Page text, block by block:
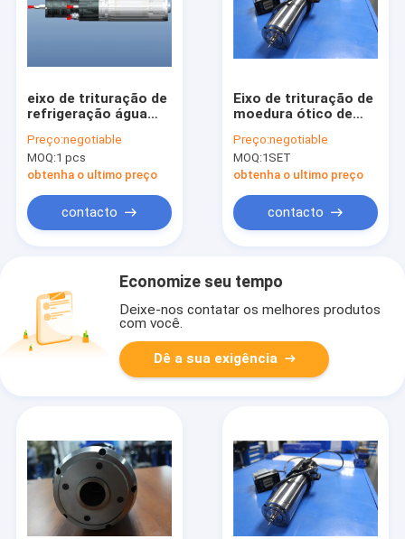
eixo de trituração de
refrigeração água
rolamento de
esferas do eixo do
CNC 3.3kW
Preço:negotiable
MOQ:1 pcs
obtenha o ultimo preço
contacto
Eixo de trituração de
moedura ótico de
10000 RPM do CNC -
60000 RPM
Preço:negotiable
MOQ:1SET
obtenha o ultimo preço
contacto
Economize seu tempo
Deixe-nos contatar os melhores produtos
com você.
Dê a sua exigência